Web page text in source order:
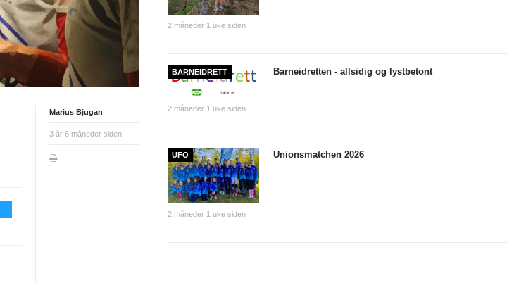
Marius Bjugan
3 år 6 måneder siden
2 måneder 1 uke siden
BARNEIDRETT
2 måneder 1 uke siden
Barneidretten - allsidig og lystbetont
UFO
2 måneder 1 uke siden
Unionsmatchen 2026